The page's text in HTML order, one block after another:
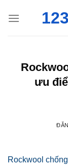
qua
ưu
Rockwool